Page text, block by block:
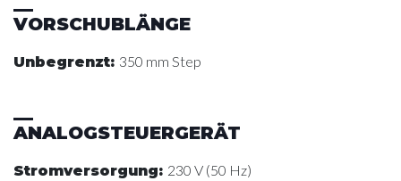
VORSCHUBLÄNGE
Unbegrenzt: 350 mm Step
ANALOGSTEUERGERÄT
Stromversorgung: 230 V (50 Hz)